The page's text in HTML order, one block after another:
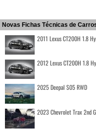
Novas Fichas Técnicas de
2011 Lexus CT200H 1.8
2012 Lexus CT200H 1.8
2025 Deepal S05 RWD
2023 Chevrolet Trax 2nd